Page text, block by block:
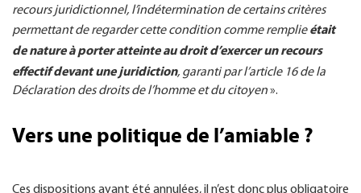
recours juridictionnel, l’indétermination de certains critères
permettant de regarder cette condition comme remplieétait
de nature à porter atteinte au droit d’exercer un recours
effectif devant une juridiction, garanti par l’article 16 de la
Déclaration des droits de l’homme et du citoyen».
Vers une politique de l’amiable ?
Ces dispositions ayant été annulées, il n’est donc plus obligatoire